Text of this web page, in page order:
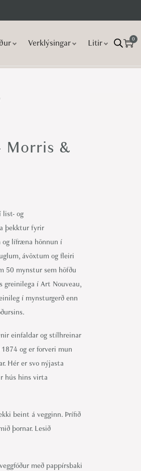
Verklýsingar Litir 0
Morris &
list- og
þekktur fyrir
og lífræna hönnun í
ávöxtum og fleiri
50 mynstur sem höfðu
í Art Nouveau,
í mynsturgerð enn
einfaldar og stílhreinar
og er forveri mun
Hér er svo nýjasta
hús hins virta
beint á vegginn. Þrífið
þornar. Lesið
með pappírsbaki